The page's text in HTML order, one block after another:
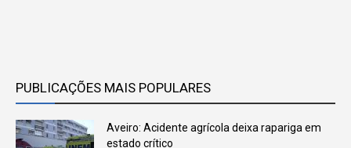
PUBLICAÇÕES MAIS POPULARES
Aveiro: Acidente agrícola deixa rapariga em
estado crítico